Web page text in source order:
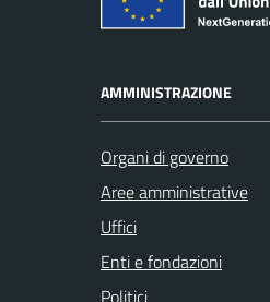
AMMINISTRAZIONE
Organi di governo
Aree amministrative
Uffici
Enti e fondazioni
Politici